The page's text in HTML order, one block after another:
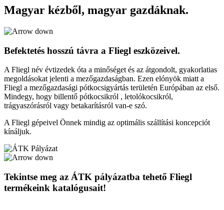
Magyar kézből, magyar gazdáknak.
Befektetés hosszú távra a Fliegl eszközeivel.
A Fliegl név évtizedek óta a minőséget és az átgondolt, gyakorlatias
megoldásokat jelenti a mezőgazdaságban. Ezen elónyök miatt a
Fliegl a mezőgazdasági pótkocsigyártás területén Európában az első.
Mindegy, hogy billentő pótkocsikról , letolókocsikról,
trágyaszórásról vagy betakarításról van-e szó.
A Fliegl gépeivel Önnek mindig az optimális szállítási koncepciót
kínáljuk.
Tekintse meg az ÁTK pályázatba tehető Fliegl
termékeink katalógusait!